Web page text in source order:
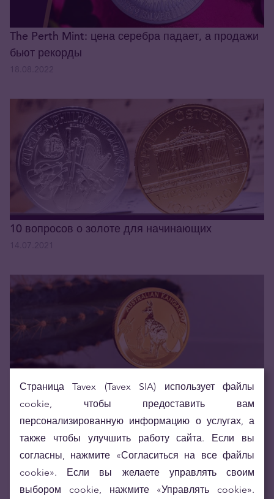
The Perth Mint: цена серебра падает, а продажи
бьют рекорды
10 вопросов о золоте для начинающих
Золото пробило отметку 1800 $/oz
07.07.2021
Страница Tavex (Tavex SIA) использует файлы
cookie, чтобы предоставить вам
персонализированную информацию о услугах, а
также чтобы улучшить работу сайта. Если вы
согласны, нажмите «Согласиться на все файлы
cookie». Если вы желаете управлять своим
выбором cookie, нажмите «Управлять cookie».